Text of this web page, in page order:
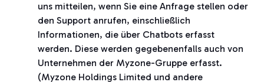
uns mitteilen, wenn Sie eine Anfrage stellen oder
den Support anrufen, einschließlich
Informationen, die über Chatbots erfasst
werden. Diese werden gegebenenfalls auch von
Unternehmen der Myzone-Gruppe erfasst.
(Myzone Holdings Limited und andere